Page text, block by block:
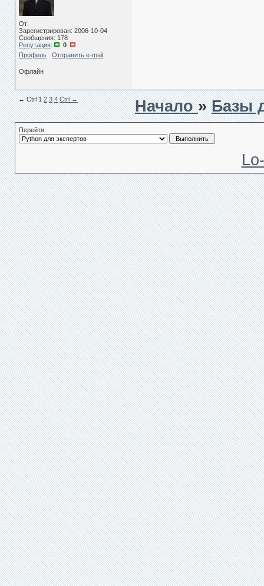
От:
Зарегистрирован: 2006-10-04
Сообщения: 178
Репутация:
0
Профиль
Отправить e-mail
Офлайн
← Сtrl 1 2 3 4 Ctrl → Начало»Базы
Перейти